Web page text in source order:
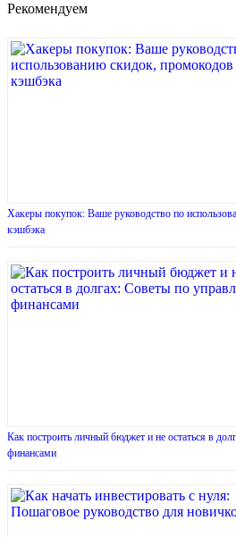
Рекомендуем
Хакеры покупок: Ваше руководство по
кэшбэка
Как построить личный бюджет и не остаться в
финансами